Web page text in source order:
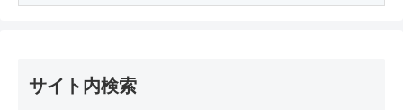
サイト内検索